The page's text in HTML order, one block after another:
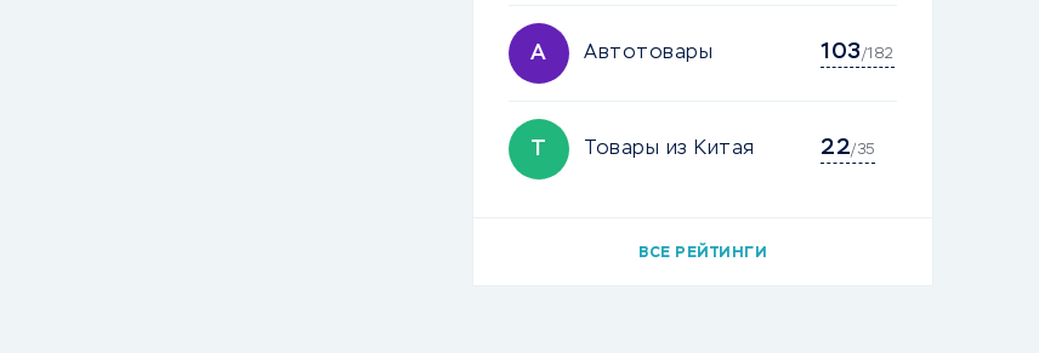
А Автотовары 103/182
Т Товары из Китая 22/35
ВСЕ РЕЙТИНГИ